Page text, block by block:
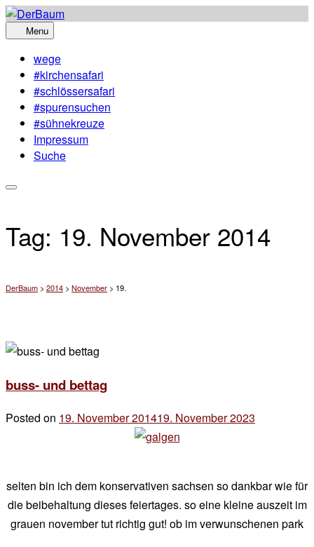
Skip
to
Menu
wege
#kirchensafari
#schlössersafari
#spurensuchen
#sühnekreuze
Impressum
Suche
Tag: 19. November 2014
DerBaum > 2014 > November > 19.
buss- und bettag
Posted on 19. November 201419. November 2023
selten bin ich dem konservativen sachsen so dankbar wie für
die beibehaltung dieses feiertages. so eine kleine auszeit im
grauen november tut richtig gut! ob im verwunschenen park